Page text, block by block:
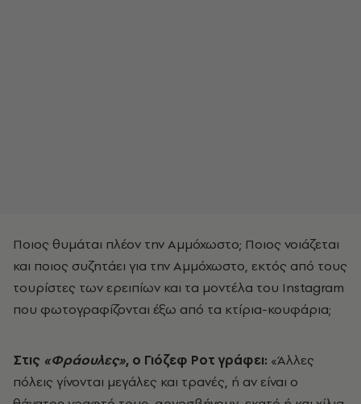
Ποιος θυμάται πλέον την Αμμόχωστο; Ποιος νοιάζεται
και ποιος συζητάει για την Αμμόχωστο, εκτός από τους
τουρίστες των ερειπίων και τα μοντέλα του Ιnstagram
που φωτογραφίζονται έξω από τα κτίρια-κουφάρια;
Στις «Φράουλες», ο Γιόζεφ Ροτ γράφει: «Άλλες
πόλεις γίνονται μεγάλες και τρανές, ή αν είναι ο